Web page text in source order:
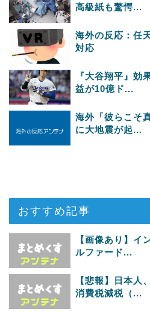
高級紙も驚愕...
海外の反応：任
対応
『大谷翔平』効
益が10億ド...
海外「彼らこそ
に大地震が起...
おすすめ記事
【画像あり】イ
ルファード...
【悲報】日本人
消費税減税（...